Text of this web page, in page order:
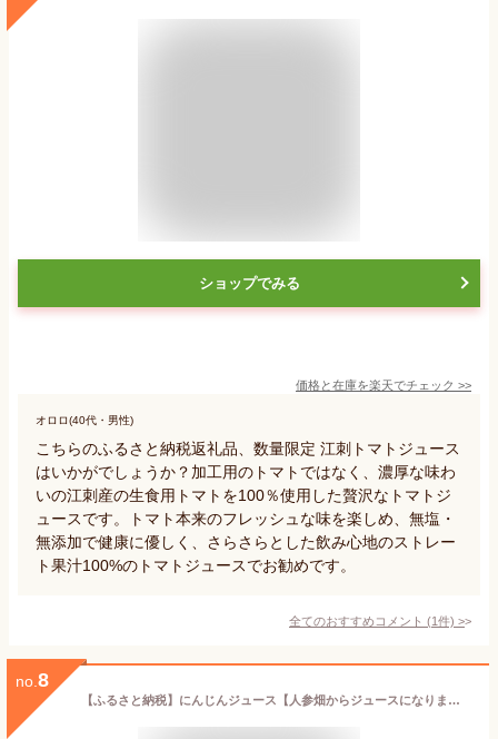
ショップでみる
価格と在庫を楽天でチェック >>
オロロ(40代・男性)
こちらのふるさと納税返礼品、数量限定 江刺トマトジュース
はいかがでしょうか？加工用のトマトではなく、濃厚な味わ
いの江刺産の生食用トマトを100％使用した贅沢なトマトジ
ュースです。トマト本来のフレッシュな味を楽しめ、無塩・
無添加で健康に優しく、さらさらとした飲み心地のストレー
ト果汁100%のトマトジュースでお勧めです。
全てのおすすめコメント (1件) >
no. 8
【ふるさと納税】にんじんジュース【人参畑からジュースになりました。】人参汁100％ 200ml×24本 【 野菜 ジュース 飲み物 ソフトドリンク キャロット 野菜不足 九州産京くれない人参 リコピン 】